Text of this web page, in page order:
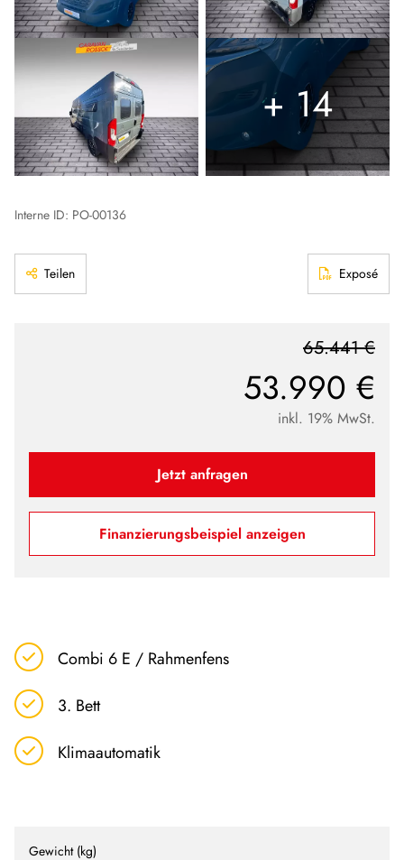
+ 14
Interne ID: PO-00136
Teilen Exposé
53.990 €
65.441 €
inkl. 19% MwSt.
Jetzt anfragen
Finanzierungsbeispiel anzeigen
Combi 6 E / Rahmenfens
3. Bett
Klimaautomatik
Gewicht (kg)